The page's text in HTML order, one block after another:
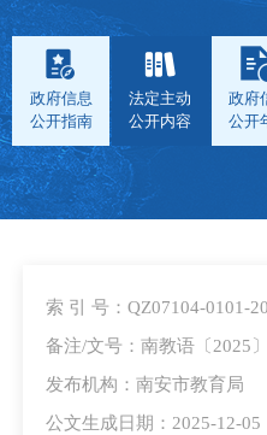
政府信息
公开指南
法定主动
公开内容
政府
公开
索 引 号：QZ07104-0101-
备注/文号：南教语〔2025
发布机构：南安市教育局
公文生成日期：2025-12-05